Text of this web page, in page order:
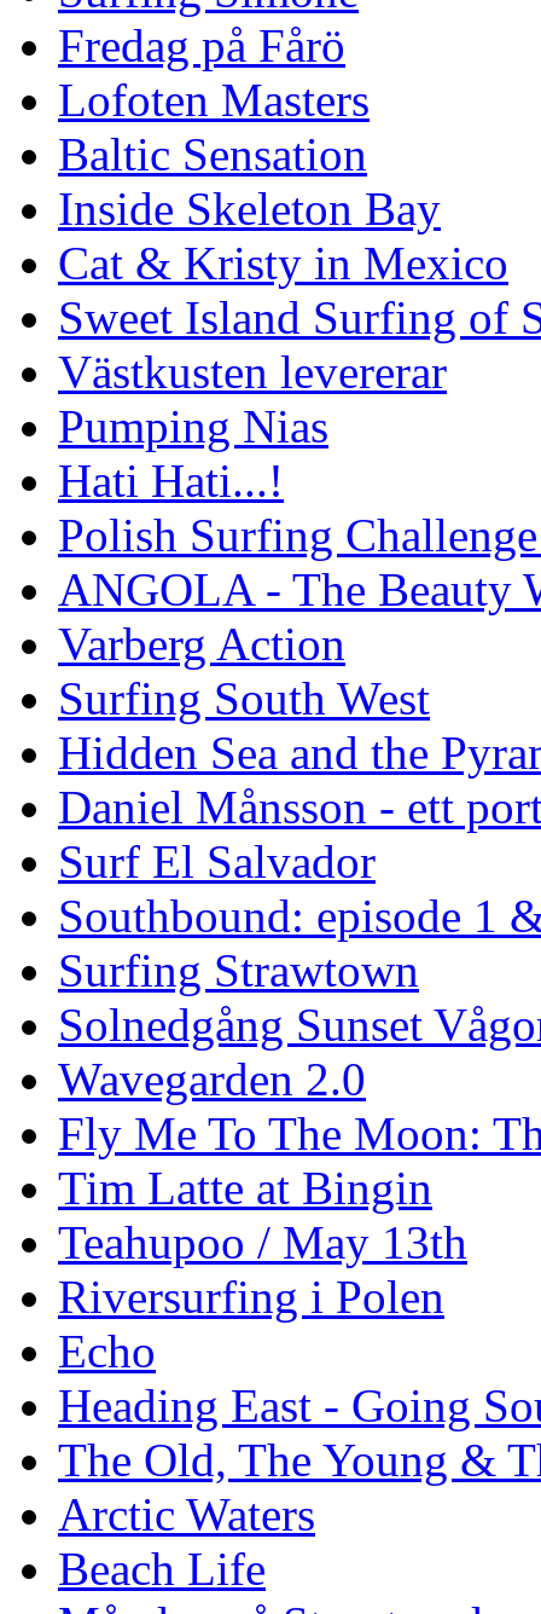
Fredag på Fårö
Lofoten Masters
Baltic Sensation
Inside Skeleton Bay
Cat & Kristy in Mexico
Sweet Island Surfing of
Västkusten levererar
Pumping Nias
Hati Hati...!
Polish Surfing
ANGOLA - The Beauty
Varberg Action
Surfing South West
Hidden Sea and the
Daniel Månsson - ett
Surf El Salvador
Southbound: episode 1
Surfing Strawtown
Solnedgång Sunset
Wavegarden 2.0
Fly Me To The Moon:
Tim Latte at Bingin
Teahupoo / May 13th
Riversurfing i Polen
Echo
Heading East - Going
The Old, The Young &
Arctic Waters
Beach Life